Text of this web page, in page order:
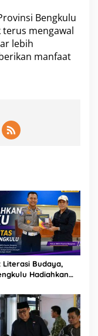
Bengkulu
mengawal
lebih
manfaat
Literasi Budaya,
Hadiahkan